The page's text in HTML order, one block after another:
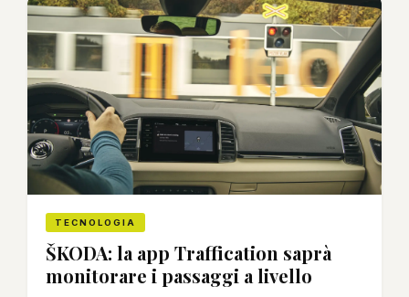
TECNOLOGIA
ŠKODA: la app Traffication saprà
monitorare i passaggi a livello